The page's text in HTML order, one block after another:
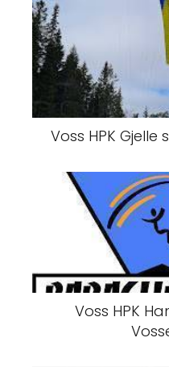
Voss HPK
Voss HPK